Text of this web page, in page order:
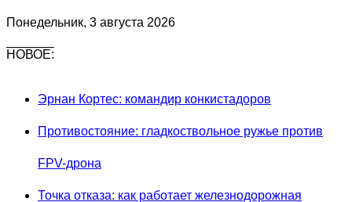
Понедельник, 3 августа 2026
НОВОЕ:
Эрнан Кортес: командир конкистадоров
Противостояние: гладкоствольное ружье против
FPV-дрона
Точка отказа: как работает железнодорожная